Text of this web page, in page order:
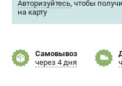
ИНФОРМАЦИЯ
О бренде
Пользовательское
Авторизуйтесь, чтобы
на карту
Самовывоз
через 4 дня